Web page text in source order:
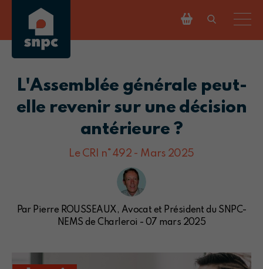
L'Assemblée générale peut-
elle revenir sur une décision
antérieure ?
Le CRI n°492 - Mars 2025
Par Pierre ROUSSEAUX, Avocat et Président du SNPC-
NEMS de Charleroi - 07 mars 2025